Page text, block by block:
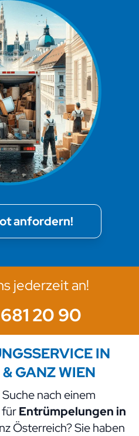
anfordern!
jederzeit an!
20 90
IN
GANZ WIEN
nach einem
fürEntrümpelungen in
Österreich? Sie haben